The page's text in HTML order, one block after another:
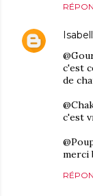
c'est
de
c'est
merci